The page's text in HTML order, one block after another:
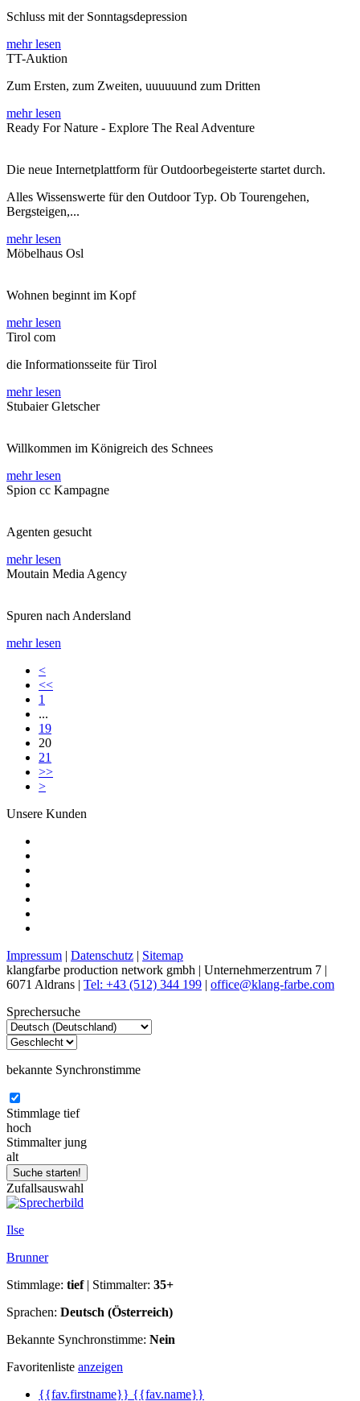
Schluss mit der Sonntagsdepression
mehr lesen
TT-Auktion
Zum Ersten, zum Zweiten, uuuuuund zum Dritten
mehr lesen
Ready For Nature - Explore The Real Adventure
Die neue Internetplattform für Outdoorbegeisterte startet durch.
Alles Wissenswerte für den Outdoor Typ. Ob Tourengehen,
Bergsteigen,...
mehr lesen
Möbelhaus Osl
Wohnen beginnt im Kopf
mehr lesen
Tirol com
die Informationsseite für Tirol
mehr lesen
Stubaier Gletscher
Willkommen im Königreich des Schnees
mehr lesen
Spion cc Kampagne
Agenten gesucht
mehr lesen
Moutain Media Agency
Spuren nach Andersland
mehr lesen
<
<<
1
...
19
20
21
>>
>
Unsere Kunden
Impressum | Datenschutz | Sitemap
klangfarbe production network gmbh | Unternehmerzentrum 7 |
6071 Aldrans | Tel: +43 (512) 344 199 | office@klang-farbe.com
Sprechersuche
bekannte Synchronstimme
Stimmlage tief
hoch
Stimmalter jung
alt
Zufallsauswahl
Ilse
Brunner
Stimmlage: tief | Stimmalter: 35+
Sprachen: Deutsch (Österreich)
Bekannte Synchronstimme: Nein
Favoritenliste anzeigen
{{fav.firstname}} {{fav.name}}